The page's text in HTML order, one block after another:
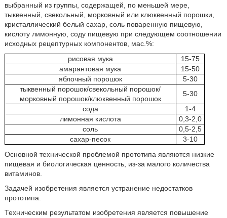
выбранный из группы, содержащей, по меньшей мере,
тыквенный, свекольный, морковный или клюквенный порошки,
кристаллический белый сахар, соль поваренную пищевую,
кислоту лимонную, соду пищевую при следующем соотношении
исходных рецептурных компонентов, мас.%:
рисовая мука
15-75
амарантовая мука
15-50
яблочный порошок
5-30
тыквенный порошок/свекольный порошок/
морковный порошок/клюквенный порошок
5-30
сода
1-4
лимонная кислота
0,3-2,0
соль
0,5-2,5
сахар-песок
3-10
Основной технической проблемой прототипа являются низкие
пищевая и биологическая ценность, из-за малого количества
витаминов.
Задачей изобретения является устранение недостатков
прототипа.
Техническим результатом изобретения является повышение